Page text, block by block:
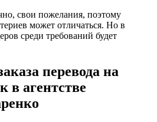
свои пожелания, поэтому
может отличаться. Но в
среди требований будет
перевода на
в агентстве